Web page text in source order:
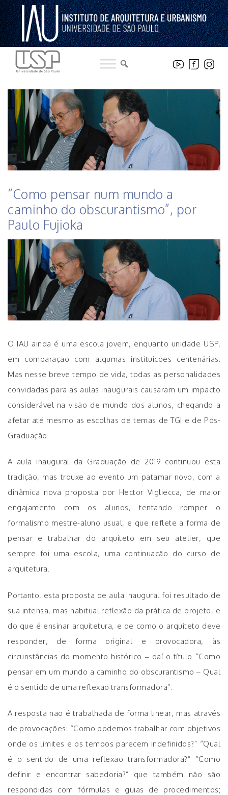
Pular
para
o
conteúdo
“Como pensar num mundo a
caminho do obscurantismo”, por
Paulo Fujioka
O IAU ainda é uma escola jovem, enquanto unidade USP,
em comparação com algumas instituições centenárias.
Mas nesse breve tempo de vida, todas as personalidades
convidadas para as aulas inaugurais causaram um impacto
considerável na visão de mundo dos alunos, chegando a
afetar até mesmo as escolhas de temas de TGI e de Pós-
Graduação.
A aula inaugural da Graduação de 2019 continuou esta
tradição, mas trouxe ao evento um patamar novo, com a
dinâmica nova proposta por Hector Vigliecca, de maior
engajamento com os alunos, tentando romper o
formalismo mestre-aluno usual, e que reflete a forma de
pensar e trabalhar do arquiteto em seu atelier, que
sempre foi uma escola, uma continuação do curso de
arquitetura.
Portanto, esta proposta de aula inaugural foi resultado de
sua intensa, mas habitual reflexão da prática de projeto, e
do que é ensinar arquitetura, e de como o arquiteto deve
responder, de forma original e provocadora, às
circunstâncias do momento histórico – daí o título “Como
pensar em um mundo a caminho do obscurantismo – Qual
é o sentido de uma reflexão transformadora”.
A resposta não é trabalhada de forma linear, mas através
de provocações: “Como podemos trabalhar com objetivos
onde os limites e os tempos parecem indefinidos?” “Qual
é o sentido de uma reflexão transformadora?” “Como
definir e encontrar sabedoria?” que também não são
respondidas com fórmulas e guias de procedimentos;